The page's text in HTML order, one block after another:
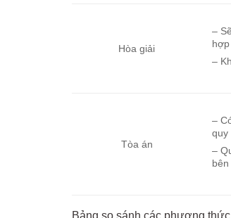
Hòa giải
–
hợp
–
Tòa án
–
quy
–
Bảng so sánh các phương